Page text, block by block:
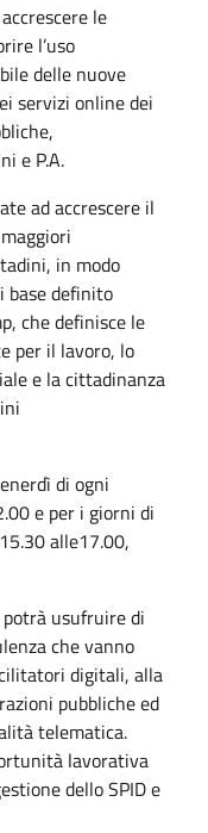
le
l’uso
delle nuove
servizi online dei
e P.A.
ad accrescere il
in modo
base definito
che definisce le
per il lavoro, lo
e la cittadinanza
di ogni
e per i giorni di
alle17.00,
usufruire di
che vanno
digitali, alla
pubbliche ed
telematica.
lavorativa
dello SPID e